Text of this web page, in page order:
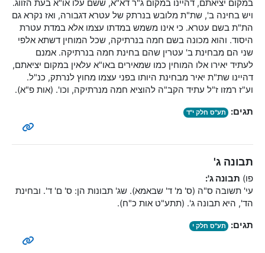
במקום יציאתם, דהיינו במקום ג"ר דא"א, ששם עלו או"א בעת הזווג.
ויש בחינה ב', שת"ת מלובש בנרתק של עטרא דגבורה, ואז נקרא גם
הת"ת בשם עטרא. כי אינו משמש במדתו עצמו אלא במדת עטרת
היסוד. והוא מכונה בשם חמה בנרתיקה, שכל המוחין דשתא אלפי
שני הם מבחינת ב' עטרין שהם בחינת חמה בנרתיקה. אמנם
לעתיד יאירו אלו המוחין כמו שמאירים באו"א עלאין במקום יציאתם,
דהיינו שת"ת יאיר מבחינת היותו בפני עצמו מחוץ לנרתק, כנ"ל.
וע"ז רמזו ז"ל עתיד הקב"ה להוציא חמה מנרתיקה, וכו'. (אות פ"א).
תגים: תע"ס חלק י"ד
תבונה ג'
פו) תבונה ג':
עי' תשובה ס"ה (ס' מ' ד' שבאמא). שג' תבונות הן: ס' ם' ד'. ובחינת
הד', היא תבונה ג'. (תתע"ט אות כ"ח).
תגים: תע"ס חלק י